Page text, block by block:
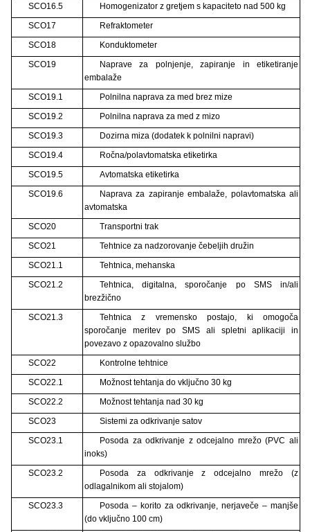
SCO16.5
Homogenizator z gretjem s kapaciteto nad 500 kg
SCO17
Refraktometer
SCO18
Konduktometer
SCO19
Naprave za polnjenje, zapiranje in etiketiranje
embalaže
SCO19.1
Polnilna naprava za med brez mize
SCO19.2
Polnilna naprava za med z mizo
SCO19.3
Dozirna miza (dodatek k polnilni napravi)
SCO19.4
Ročna/polavtomatska etiketirka
SCO19.5
Avtomatska etiketirka
SCO19.6
Naprava za zapiranje embalaže, polavtomatska ali
avtomatska
SCO20
Transportni trak
SCO21
Tehtnice za nadzorovanje čebeljih družin
SCO21.1
Tehtnica, mehanska
SCO21.2
Tehtnica, digitalna, sporočanje po SMS in/ali
brezžično
SCO21.3
Tehtnica z vremensko postajo, ki omogoča
sporočanje meritev po SMS ali spletni aplikaciji in
povezavo z opazovalno službo
SCO22
Kontrolne tehtnice
SCO22.1
Možnost tehtanja do vključno 30 kg
SCO22.2
Možnost tehtanja nad 30 kg
SCO23
Sistemi za odkrivanje satov
SCO23.1
Posoda za odkrivanje z odcejalno mrežo (PVC ali
inoks)
SCO23.2
Posoda za odkrivanje z odcejalno mrežo (z
odlagalnikom ali stojalom)
SCO23.3
Posoda – korito za odkrivanje, nerjaveče – manjše
(do vključno 100 cm)